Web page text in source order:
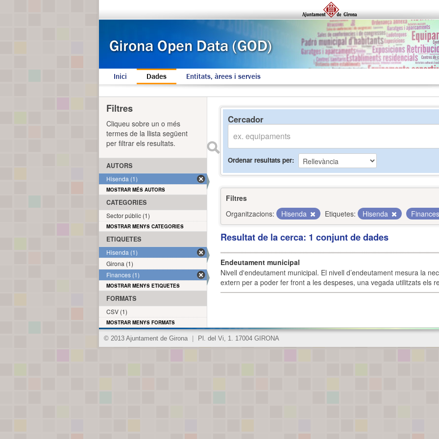
Inici Dades Entitats, àrees i serveis
Cercador
Ordenar resultats per
Filtres
Organitzacions:
Hisenda Etiquetes: Hisenda
Resultat de la cerca: 1 conjunt de dades
Endeutament municipal
Nivell d'endeutament municipal. El nivell d’endeutament mesura la
extern per a poder fer front a les despeses, una vegada utilitzats els
Filtres
Cliqueu sobre un o més
termes de la llista següent
per filtrar els resultats.
AUTORS
Hisenda (1)
MOSTRAR MÉS AUTORS
CATEGORIES
Sector públic (1)
MOSTRAR MENYS CATEGORIES
ETIQUETES
Hisenda (1)
Girona (1)
Finances (1)
MOSTRAR MENYS ETIQUETES
FORMATS
CSV (1)
MOSTRAR MENYS FORMATS
© 2013 Ajuntament de Girona Pl. del Vi, 1. 17004 GIRONA